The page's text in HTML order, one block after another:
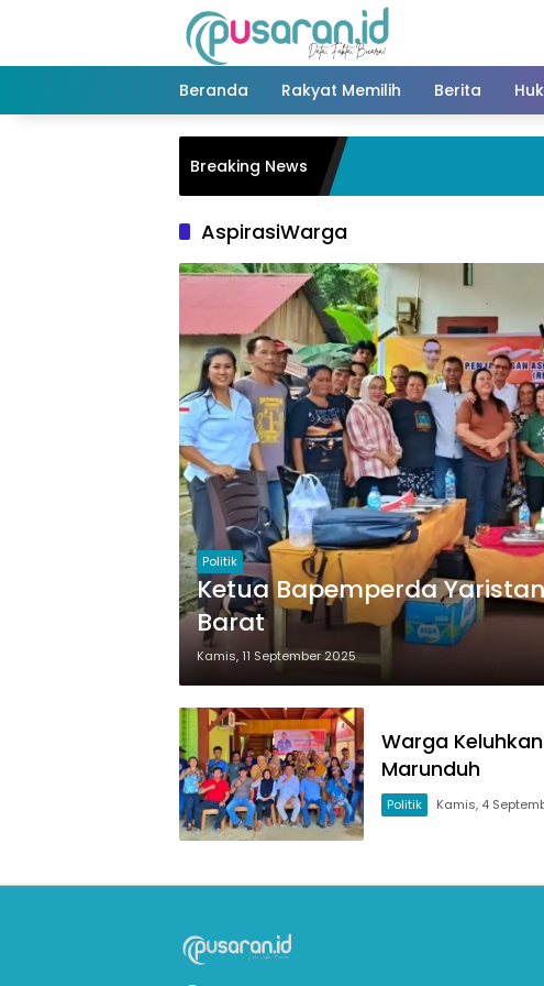
Beranda Rakyat Memilih Berita
Breaking News
AspirasiWarga
Politik
Ketua Bapemperda
Barat
Kamis, 11 September 2025
Warga
Marunduh
Politik Kamis, 4